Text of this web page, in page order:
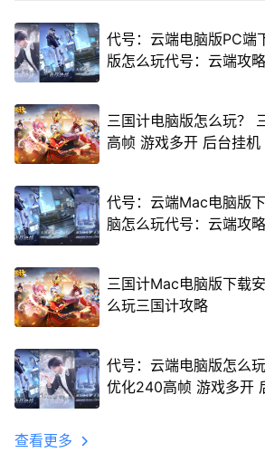
代号：云端电脑版PC端
版怎么玩代号：云端攻略
三国计电脑版怎么玩？
高帧 游戏多开 后台挂机
代号：云端Mac电脑版
脑怎么玩代号：云端攻略
三国计Mac电脑版下载
么玩三国计攻略
代号：云端电脑版怎么
优化240高帧 游戏多开
查看更多